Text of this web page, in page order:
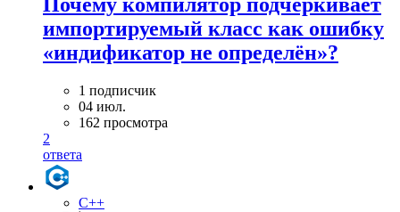
импортируемый класс как ошибку
«индификатор не определён»?
1 подписчик
04 июл.
162 просмотра
2
ответа
C++